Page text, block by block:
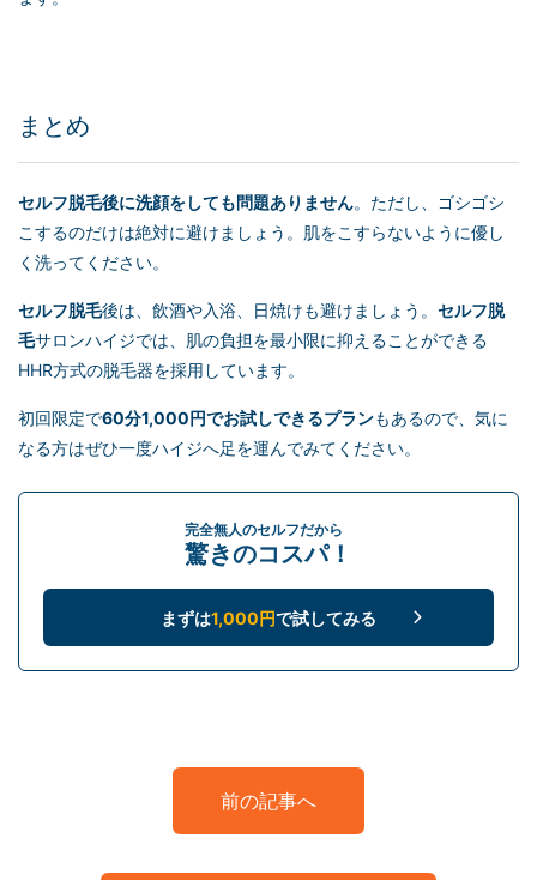
まとめ
セルフ脱毛後に洗顔をしても問題ありません。ただし、ゴシゴシ
こするのだけは絶対に避けましょう。肌をこすらないように優し
く洗ってください。
セルフ脱毛後は、飲酒や入浴、日焼けも避けましょう。 セルフ脱
毛サロンハイジでは、肌の負担を最小限に抑えることができる
HHR方式の脱毛器を採用しています。
初回限定で60分1,000円でお試しできるプランもあるので、気に
なる方はぜひ一度ハイジへ足を運んでみてください。
完全無人のセルフだから
驚きのコスパ！
まずは1,000円で試してみる
前の記事へ